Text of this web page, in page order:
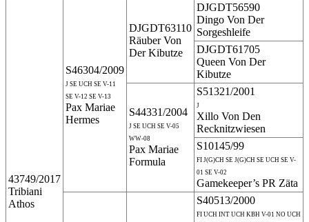
43749/2017
Tribiani
Athos
S46304/2009
J SE UCH SE V-11
SE V-12 SE V-13
Pax Mariae
Hermes
DJGDT63110
Räuber Von
Der Kibutze
DJGDT56590
Dingo Von Der
Sorgeshleife
DJGDT61705
Queen Von Der
Kibutze
S44331/2004
J SE UCH SE V-05
WW-08
Pax Mariae
Formula
S51321/2001
J
Xillo Von Den
Recknitzwiesen
S10145/99
FI J(G)CH SE J(G)CH SE UCH SE V-
01 SE V-02
Gamekeeper’s PR Zäta
S40513/2000
FI UCH INT UCH KBH V-01 NO UCH